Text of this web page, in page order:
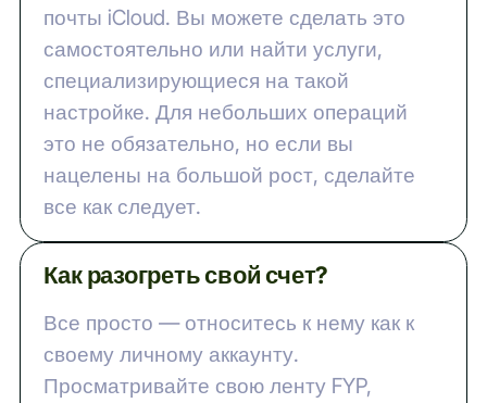
почты iCloud. Вы можете сделать это
самостоятельно или найти услуги,
специализирующиеся на такой
настройке. Для небольших операций
это не обязательно, но если вы
нацелены на большой рост, сделайте
все как следует.
Как разогреть свой счет?
Все просто — относитесь к нему как к
своему личному аккаунту.
Просматривайте свою ленту FYP,